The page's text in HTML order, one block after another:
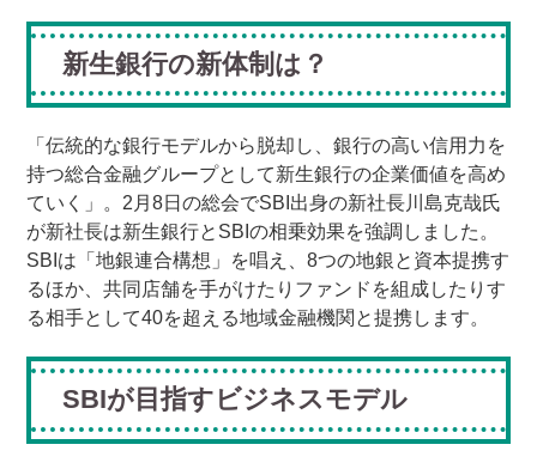
新生銀行の新体制は？
「伝統的な銀行モデルから脱却し、銀行の高い信用力を
持つ総合金融グループとして新生銀行の企業価値を高め
ていく」。2月8日の総会でSBI出身の新社長川島克哉氏
が新社長は新生銀行とSBIの相乗効果を強調しました。
SBIは「地銀連合構想」を唱え、8つの地銀と資本提携す
るほか、共同店舗を手がけたりファンドを組成したりす
る相手として40を超える地域金融機関と提携します。
SBIが目指すビジネスモデル